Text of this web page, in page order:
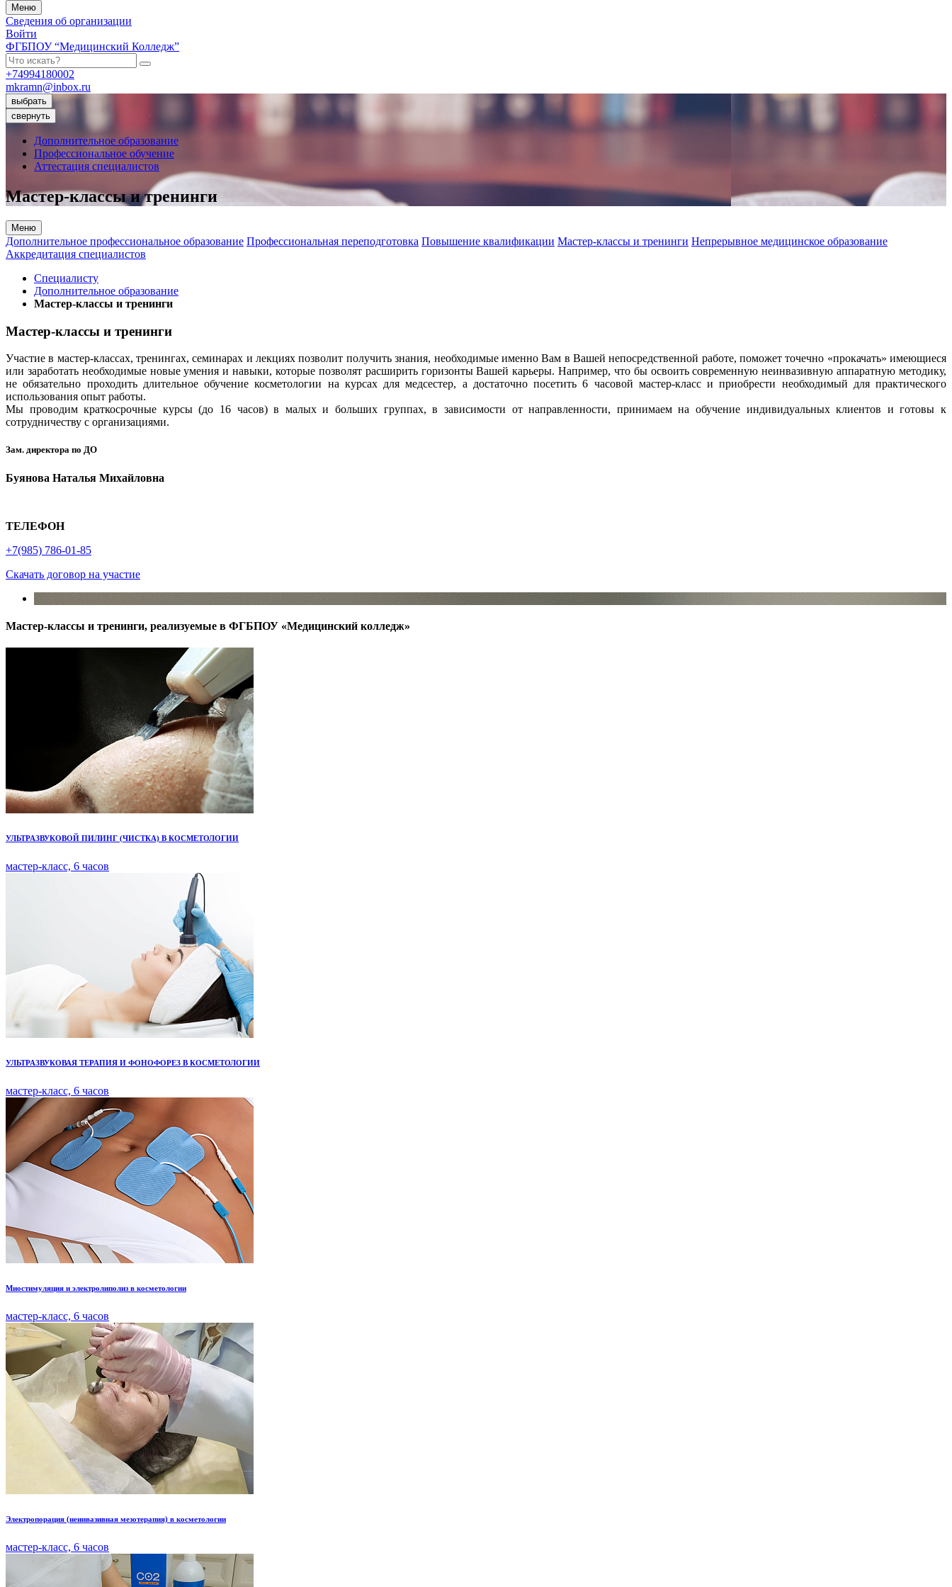
Меню
Сведения об организации
Войти
ФГБПОУ “Медицинский Колледж”
+74994180002
mkramn@inbox.ru
выбрать
свернуть
Дополнительное образование
Профессиональное обучение
Аттестация специалистов
Мастер-классы и тренинги
Меню
Дополнительное профессиональное образование Профессиональная переподготовка Повышение квалификации Мастер-классы и тренинги Непрерывное медицинское образование
Аккредитация специалистов
Специалисту
Дополнительное образование
Мастер-классы и тренинги
Мастер-классы и тренинги
Участие в мастер-классах, тренингах, семинарах и лекциях позволит получить знания, необходимые именно Вам в Вашей непосредственной работе, поможет точечно «прокачать» имеющиеся
или заработать необходимые новые умения и навыки, которые позволят расширить горизонты Вашей карьеры. Например, что бы освоить современную неинвазивную аппаратную методику,
не обязательно проходить длительное обучение косметологии на курсах для медсестер, а достаточно посетить 6 часовой мастер-класс и приобрести необходимый для практического
использования опыт работы.
Мы проводим краткосрочные курсы (до 16 часов) в малых и больших группах, в зависимости от направленности, принимаем на обучение индивидуальных клиентов и готовы к
сотрудничеству с организациями.
Зам. директора по ДО
Буянова Наталья Михайловна
ТЕЛЕФОН
+7(985) 786-01-85
Скачать договор на участие
Мастер-классы и тренинги, реализуемые в ФГБПОУ «Медицинский колледж»
УЛЬТРАЗВУКОВОЙ ПИЛИНГ (ЧИСТКА) В КОСМЕТОЛОГИИ
мастер-класс, 6 часов
УЛЬТРАЗВУКОВАЯ ТЕРАПИЯ И ФОНОФОРЕЗ В КОСМЕТОЛОГИИ
мастер-класс, 6 часов
Миостимуляция и электролиполиз в косметологии
мастер-класс, 6 часов
Электропорация (неинвазивная мезотерапия) в косметологии
мастер-класс, 6 часов